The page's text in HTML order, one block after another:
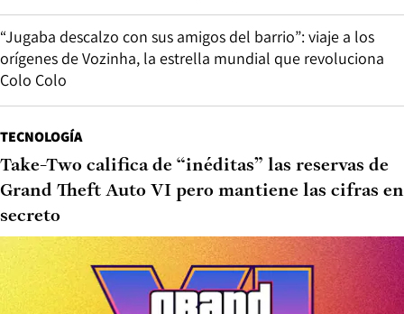
“Jugaba descalzo con sus amigos del barrio”: viaje a los
orígenes de Vozinha, la estrella mundial que revoluciona
Colo Colo
TECNOLOGÍA
Take-Two califica de “inéditas” las reservas de
Grand Theft Auto VI pero mantiene las cifras en
secreto